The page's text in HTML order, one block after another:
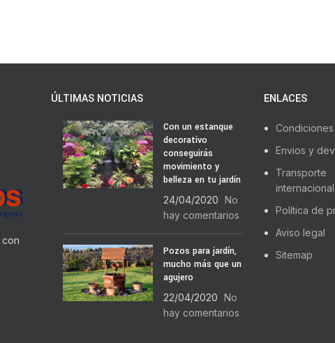
con
ÚLTIMAS NOTICIAS
Con un estanque
decorativo
conseguirás
movimiento y
belleza en tu jardín
24/04/2020 No
hay comentarios
Pozos para jardín,
mucho más que un
agujero
22/04/2020 No
hay comentarios
ENLACES
Envios y
Transporte
internacional
Política de
Aviso legal
Sitemap